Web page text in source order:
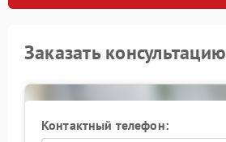
Заказать консультацию
Контактный телефон: